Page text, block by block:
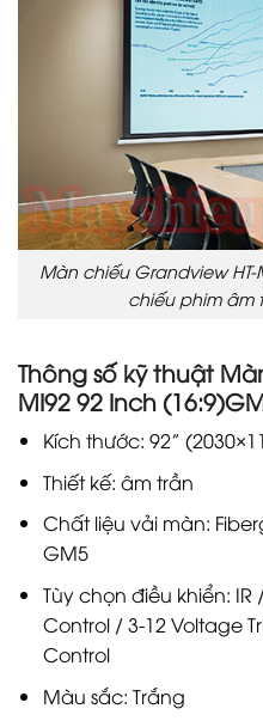
Màn chiếu Grandview HT-
chiếu phim âm
Thông số kỹ thuật
MI92 92 Inch
Kích thước: 92”
Thiết kế: âm trần
Chất liệu vải màn:
GM5
Tùy chọn điều khiển: IR
Control / 3-12 Voltage
Control
Màu sắc: Trắng